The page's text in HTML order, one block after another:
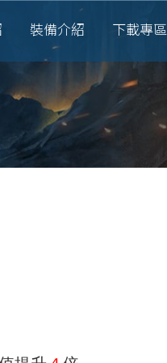
裝備介紹 下載專區